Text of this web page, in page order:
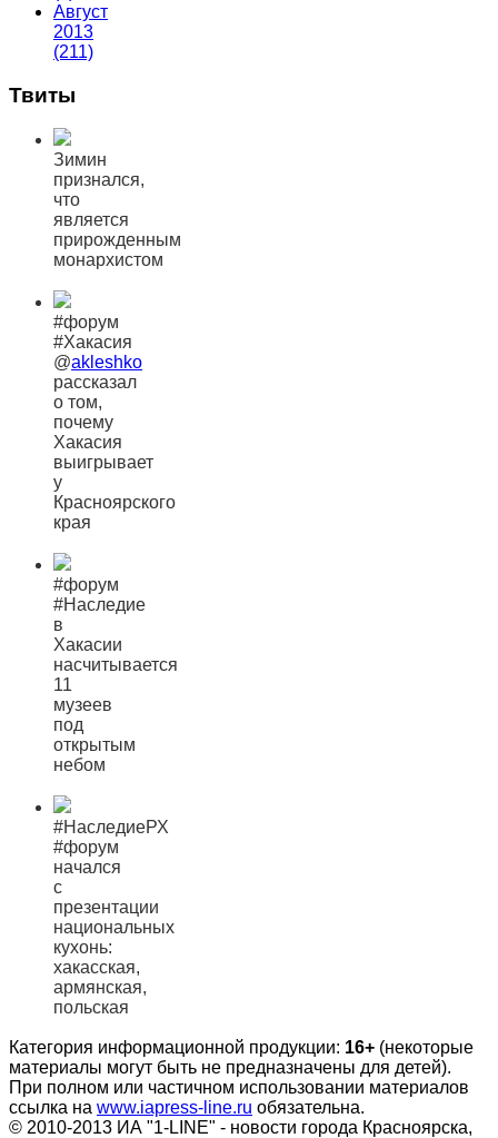
Август
2013
(211)
Твиты
Зимин
признался,
что
является
прирожденным
монархистом
#форум
#Хакасия
@akleshko
рассказал
о том,
почему
Хакасия
выигрывает
у
Красноярского
края
#форум
#Наследие
в
Хакасии
насчитывается
11
музеев
под
открытым
небом
#НаследиеРХ
#форум
начался
с
презентации
национальных
кухонь:
хакасская,
армянская,
польская
Категория информационной продукции: 16+ (некоторые
материалы могут быть не предназначены для детей).
При полном или частичном использовании материалов
ссылка на www.iapress-line.ru обязательна.
© 2010-2013 ИА "1-LINE" - новости города Красноярска,